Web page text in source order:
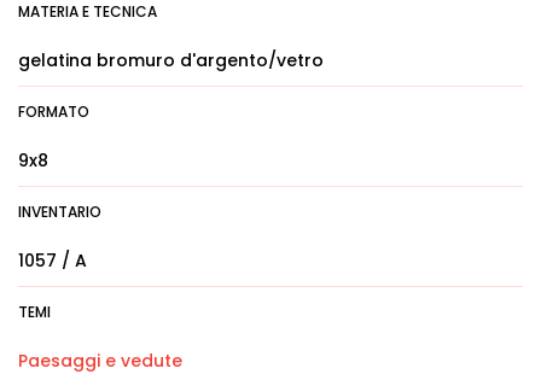
MATERIA E TECNICA
gelatina bromuro d'argento/vetro
FORMATO
9x8
INVENTARIO
1057 / A
TEMI
Paesaggi e vedute